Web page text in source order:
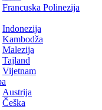
Francuska Polinezija
Indonezija
Kambodža
Malezija
Tajland
Vijetnam
Austrija
Češka